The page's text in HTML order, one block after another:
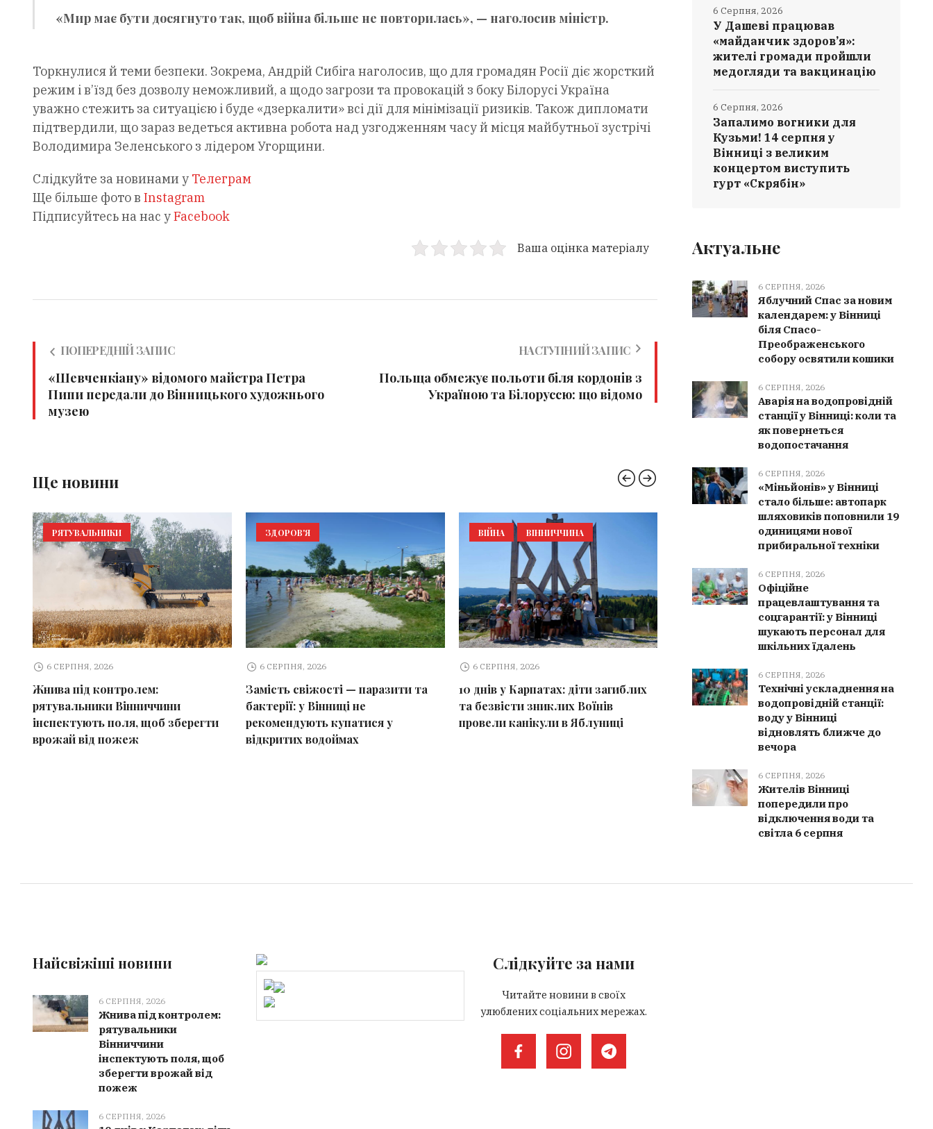
«Мир має бути досягнуто так, щоб війна більше не повторилась», — наголосив міністр.
Торкнулися й теми безпеки. Зокрема, Андрій Сибіга наголосив, що для громадян Росії діє жорсткий
режим і в’їзд без дозволу неможливий, а щодо загрози та провокацій з боку Білорусі Україна
уважно стежить за ситуацією і буде «дзеркалити» всі дії для мінімізації ризиків. Також дипломати
підтвердили, що зараз ведеться активна робота над узгодженням часу й місця майбутньої зустрічі
Володимира Зеленського з лідером Угорщини.
Слідкуйте за новинами у Телеграм
Ще більше фото в Instagram
Підписуйтесь на нас уFacebook
Ваша оцінка матеріалу
ПОПЕРЕДНІЙ ЗАПИС
«Шевченкіану» відомого майстра Петра
Пипи передали до Вінницького художнього
музею
НАСТУПНИЙ ЗАПИС
Польща обмежує польоти біля кордонів з
Україною та Білоруссю: що відомо
Ще новини
РЯТУВАЛЬНИКИ
6 СЕРПНЯ, 2026
Жнива під контролем:
рятувальники Вінниччини
інспектують поля, щоб зберегти
врожай від пожеж
ЗДОРОВ'Я
6 СЕРПНЯ, 2026
Замість свіжості — паразити та
бактерії: у Вінниці не
рекомендують купатися у
відкритих водоймах
ВІЙНА ВІННИЧЧИНА
6 СЕРПНЯ, 2026
10 днів у Карпатах: діти загиблих
та безвісти зниклих Воїнів
провели канікули в Яблуниці
Культурна спадщина Вінниччини
поповнилася 9 новими
елементами: від чеського печива
до танцю «Ганка»
У Дашеві працював
«майданчик здоров’я»:
жителі громади пройшли
медогляди та вакцинацію
6 Серпня, 2026
Запалимо вогники для
Кузьми! 14 серпня у
Вінниці з великим
концертом виступить
гурт «Скрябін»
6 Серпня, 2026
Актуальне
6 СЕРПНЯ, 2026
Яблучний Спас за новим
календарем: у Вінниці
біля Спасо-
Преображенського
собору освятили кошики
6 СЕРПНЯ, 2026
Аварія на водопровідній
станції у Вінниці: коли та
як повернеться
водопостачання
6 СЕРПНЯ, 2026
«Міньйонів» у Вінниці
стало більше: автопарк
шляховиків поповнили 19
одиницями нової
прибиральної техніки
6 СЕРПНЯ, 2026
Офіційне
працевлаштування та
соцгарантії: у Вінниці
шукають персонал для
шкільних їдалень
6 СЕРПНЯ, 2026
Технічні ускладнення на
водопровідній станції:
воду у Вінниці
відновлять ближче до
вечора
6 СЕРПНЯ, 2026
Жителів Вінниці
попередили про
відключення води та
світла 6 серпня
Найсвіжіші новини
6 СЕРПНЯ, 2026
Жнива під контролем:
рятувальники
Вінниччини
інспектують поля, щоб
зберегти врожай від
пожеж
6 СЕРПНЯ, 2026
Слідкуйте за нами
Читайте новини в своїх
улюблених соціальних мережах.